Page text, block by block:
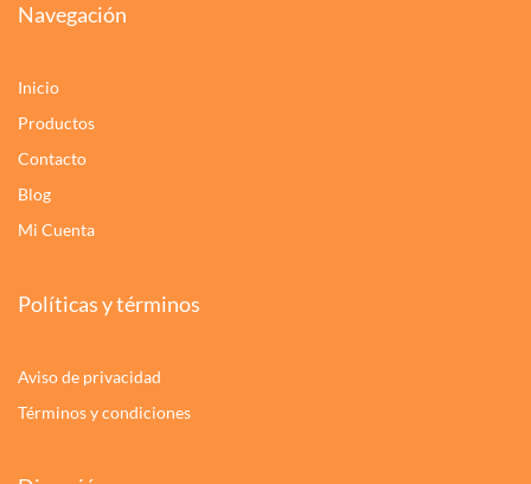
Navegación
Inicio
Productos
Contacto
Blog
Mi Cuenta
Políticas y términos
Aviso de privacidad
Términos y condiciones